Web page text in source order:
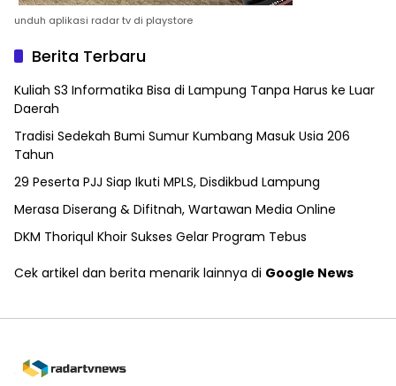
unduh aplikasi radar tv di playstore
Berita Terbaru
Kuliah S3 Informatika Bisa di Lampung Tanpa Harus ke Luar
Daerah
Tradisi Sedekah Bumi Sumur Kumbang Masuk Usia 206
Tahun
29 Peserta PJJ Siap Ikuti MPLS, Disdikbud Lampung
Merasa Diserang & Difitnah, Wartawan Media Online
DKM Thoriqul Khoir Sukses Gelar Program Tebus
Cek artikel dan berita menarik lainnya di Google News